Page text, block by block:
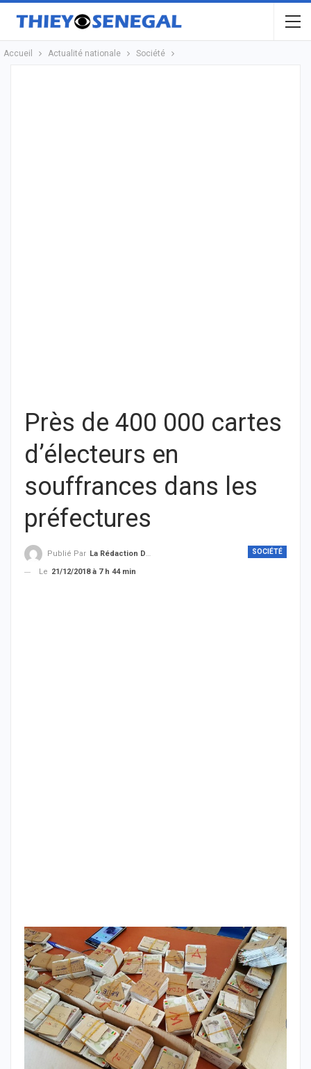
Accueil Actualité nationale Société
Près de 400 000 cartes
d’électeurs en
souffrances dans les
préfectures
SOCIÉTÉ
Publié Par La Rédaction De THIEYSENEGAL.com
Le 21/12/2018 à 7 h 44 min